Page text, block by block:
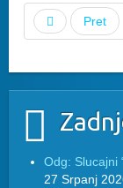
Pret
Odg: Slucajni
27 Srpanj